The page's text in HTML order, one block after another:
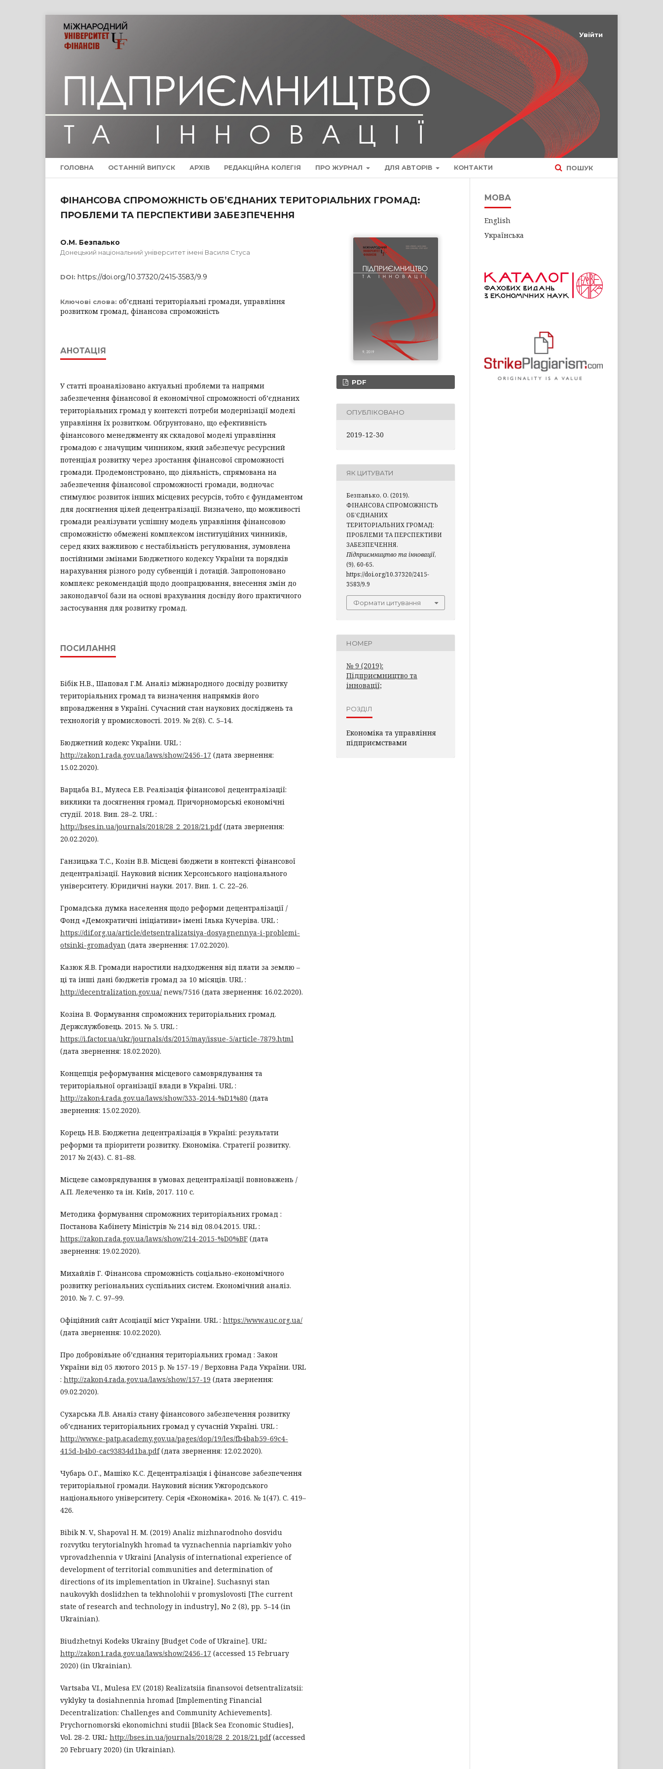
ГОЛОВНА ОСТАННІЙ ВИПУСК АРХІВ РЕДАКЦІЙНА КОЛЕГІЯ ПРО ЖУРНАЛ ДЛЯ АВТОРІВ КОНТАКТИ ПОШУК
Увійти
ФІНАНСОВА СПРОМОЖНІСТЬ ОБ’ЄДНАНИХ ТЕРИТОРІАЛЬНИХ ГРОМАД:
ПРОБЛЕМИ ТА ПЕРСПЕКТИВИ ЗАБЕЗПЕЧЕННЯ
О.М. Безпалько
Донецький національний університет імені Василя Стуса
DOI: https://doi.org/10.37320/2415-3583/9.9
Ключові слова: об’єднані територіальні громади, управління
розвитком громад, фінансова спроможність
АНОТАЦІЯ
У статті проаналізовано актуальні проблеми та напрями
забезпечення фінансової й економічної спроможності об’єднаних
територіальних громад у контексті потреби модернізації моделі
управління їх розвитком. Обґрунтовано, що ефективність
фінансового менеджменту як складової моделі управління
громадою є значущим чинником, який забезпечує ресурсний
потенціал розвитку через зростання фінансової спроможності
громади. Продемонстровано, що діяльність, спрямована на
забезпечення фінансової спроможності громади, водночас
стимулює розвиток інших місцевих ресурсів, тобто є фундаментом
для досягнення цілей децентралізації. Визначено, що можливості
громади реалізувати успішну модель управління фінансовою
спроможністю обмежені комплексом інституційних чинників,
серед яких важливою є нестабільність регулювання, зумовлена
постійними змінами Бюджетного кодексу України та порядків
нарахування різного роду субвенцій і дотацій. Запропоновано
комплекс рекомендацій щодо доопрацювання, внесення змін до
законодавчої бази на основі врахування досвіду його практичного
застосування для розвитку громад.
ПОСИЛАННЯ
Бібік Н.В., Шаповал Г.М. Аналіз міжнародного досвіду розвитку
територіальних громад та визначення напрямків його
впровадження в Україні. Сучасний стан наукових досліджень та
технологій у промисловості. 2019. № 2(8). С. 5–14.
Бюджетний кодекс України. URL :
http://zakon1.rada.gov.ua/laws/show/2456-17 (дата звернення:
15.02.2020).
Варцаба В.І., Мулеса Е.В. Реалізація фінансової децентралізації:
виклики та досягнення громад. Причорноморські економічні
студії. 2018. Вип. 28–2. URL :
http://bses.in.ua/journals/2018/28_2_2018/21.pdf(дата звернення:
20.02.2020).
Ганзицька Т.С., Козін В.В. Місцеві бюджети в контексті фінансової
децентралізації. Науковий вісник Херсонського національного
університету. Юридичні науки. 2017. Вип. 1. С. 22–26.
Громадська думка населення щодо реформи децентралізації /
Фонд «Демократичні ініціативи» імені Ілька Кучеріва. URL :
https://dif.org.ua/article/detsentralizatsiya-dosyagnennya-i-problemi-
otsinki-gromadyan (дата звернення: 17.02.2020).
Казюк Я.В. Громади наростили надходження від плати за землю –
ці та інші дані бюджетів громад за 10 місяців. URL :
http://decentralization.gov.ua/ news/7516 (дата звернення: 16.02.2020).
Козіна В. Формування спроможних територіальних громад.
Держслужбовець. 2015. № 5. URL :
https://i.factor.ua/ukr/journals/ds/2015/may/issue-5/article-7879.html
(дата звернення: 18.02.2020).
Концепція реформування місцевого самоврядування та
територіальної організації влади в Україні. URL :
http://zakon4.rada.gov.ua/laws/show/333-2014-%D1%80 (дата
звернення: 15.02.2020).
Корець Н.В. Бюджетна децентралізація в Україні: результати
реформи та пріоритети розвитку. Економіка. Стратегії розвитку.
2017 № 2(43). С. 81–88.
Місцеве самоврядування в умовах децентралізації повноважень /
А.П. Лелеченко та ін. Київ, 2017. 110 с.
Методика формування спроможних територіальних громад :
Постанова Кабінету Міністрів № 214 від 08.04.2015. URL :
https://zakon.rada.gov.ua/laws/show/214-2015-%D0%BF (дата
звернення: 19.02.2020).
Михайлів Г. Фінансова спроможність соціально-економічного
розвитку регіональних суспільних систем. Економічний аналіз.
2010. № 7. С. 97–99.
Офіційний сайт Асоціації міст України. URL : https://www.auc.org.ua/
(дата звернення: 10.02.2020).
Про добровільне об’єднання територіальних громад : Закон
України від 05 лютого 2015 р. № 157-19 / Верховна Рада України. URL
: http://zakon4.rada.gov.ua/laws/show/157-19 (дата звернення:
09.02.2020).
Сухарська Л.В. Аналіз стану фінансового забезпечення розвитку
об’єднаних територіальних громад у сучасній Україні. URL :
http://www.e-patp.academy.gov.ua/pages/dop/19/les/fb4bab59-69c4-
415d-b4b0-cac93834d1ba.pdf(дата звернення: 12.02.2020).
Чубарь О.Г., Машіко К.С. Децентралізація і фінансове забезпечення
територіальної громади. Науковий вісник Ужгородського
національного університету. Серія «Економіка». 2016. № 1(47). С. 419–
426.
Bibik N. V., Shapoval H. M. (2019) Analiz mizhnarodnoho dosvidu
rozvytku terytorialnykh hromad ta vyznachennia napriamkiv yoho
vprovadzhennia v Ukraini [Analysis of international experience of
development of territorial communities and determination of
directions of its implementation in Ukraine]. Suchasnyi stan
naukovykh doslidzhen ta tekhnolohii v promyslovosti [The current
state of research and technology in industry], No 2 (8), pp. 5–14 (in
Ukrainian).
Biudzhetnyi Kodeks Ukrainy [Budget Code of Ukraine]. URL:
http://zakon1.rada.gov.ua/laws/show/2456-17 (accessed 15 February
2020) (in Ukrainian).
Vartsaba V.I., Mulesa E.V. (2018) Realizatsiia finansovoi detsentralizatsii:
vyklyky ta dosiahnennia hromad [Implementing Financial
Decentralization: Challenges and Community Achievements].
Prychornomorski ekonomichni studii [Black Sea Economic Studies],
Vol. 28-2. URL: http://bses.in.ua/journals/2018/28_2_2018/21.pdf(accessed
20 February 2020) (in Ukrainian).
PDF
ОПУБЛІКОВАНО
2019-12-30
ЯК ЦИТУВАТИ
Безпалько, О. (2019).
ФІНАНСОВА СПРОМОЖНІСТЬ
ОБ’ЄДНАНИХ
ТЕРИТОРІАЛЬНИХ ГРОМАД:
ПРОБЛЕМИ ТА ПЕРСПЕКТИВИ
ЗАБЕЗПЕЧЕННЯ.
Підприємництво та інновації,
(9), 60-65.
https://doi.org/10.37320/2415-
3583/9.9
Формати цитування
НОМЕР
№ 9 (2019):
Підприємництво та
інновації;
РОЗДІЛ
Економіка та управління
підприємствами
МОВА
English
Українська